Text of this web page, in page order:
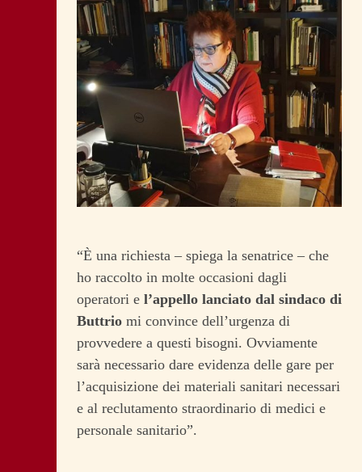
“È una richiesta – spiega la senatrice – che
ho raccolto in molte occasioni dagli
operatori e l’appello lanciato dal sindaco di
Buttrio mi convince dell’urgenza di
provvedere a questi bisogni. Ovviamente
sarà necessario dare evidenza delle gare per
l’acquisizione dei materiali sanitari necessari
e al reclutamento straordinario di medici e
personale sanitario”.